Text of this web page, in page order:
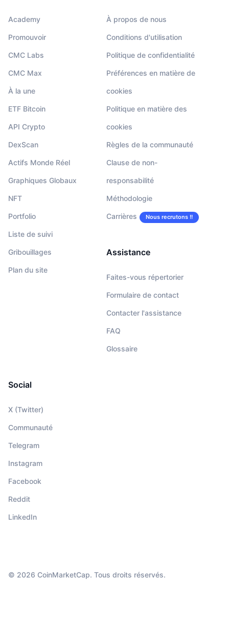
Academy
Promouvoir
CMC Labs
CMC Max
À la une
ETF Bitcoin
API Crypto
DexScan
Actifs Monde Réel
Graphiques Globaux
NFT
Portfolio
Liste de suivi
Gribouillages
Plan du site
À propos de nous
Conditions d'utilisation
Politique de confidentialité
Préférences en matière de
cookies
Politique en matière des
cookies
Règles de la communauté
Clause de non-
responsabilité
Méthodologie
Carrières Nous recrutons !!
Assistance
Faites-vous répertorier
Formulaire de contact
Contacter l'assistance
FAQ
Glossaire
Social
X (Twitter)
Communauté
Telegram
Instagram
Facebook
Reddit
LinkedIn
© 2026 CoinMarketCap. Tous droits réservés.